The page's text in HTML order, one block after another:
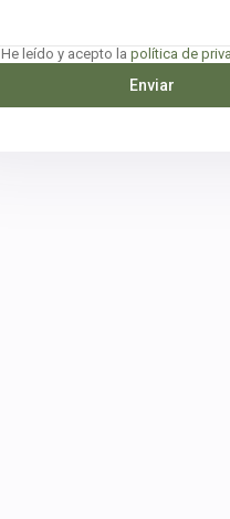
He leído y acepto la política de